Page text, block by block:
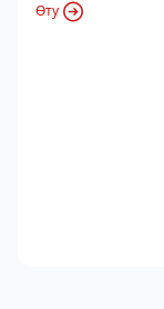
Өту